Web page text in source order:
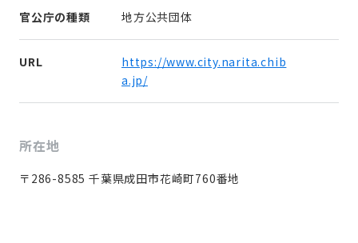
官公庁の種類 地方公共団体
URL
https://www.city.narita.chib
a.jp/
所在地
〒286-8585 千葉県成田市花崎町760番地